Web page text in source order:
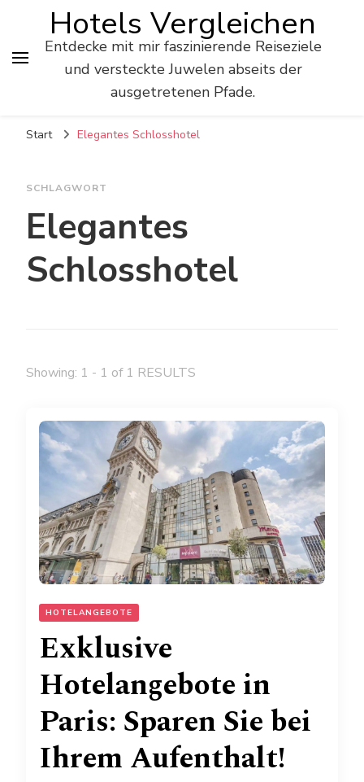
Hotels Vergleichen
Entdecke mit mir faszinierende Reiseziele
und versteckte Juwelen abseits der
ausgetretenen Pfade.
Start Elegantes Schlosshotel
SCHLAGWORT
Elegantes
Schlosshotel
Showing: 1 - 1 of 1 RESULTS
HOTELANGEBOTE
Exklusive
Hotelangebote in
Paris: Sparen Sie bei
Ihrem Aufenthalt!